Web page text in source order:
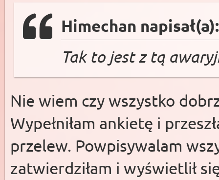
Himechan
Tak to jest z tą
Nie wiem czy wszystko
Wypełniłam ankietę i
przelew. Powpisywalam
zatwierdziłam i wyświetlił